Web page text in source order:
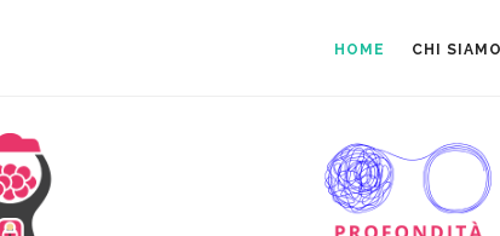
HOME CHI SIAMO